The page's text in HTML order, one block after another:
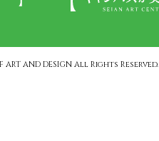
ART AND DESIGN All Rights Reserved.